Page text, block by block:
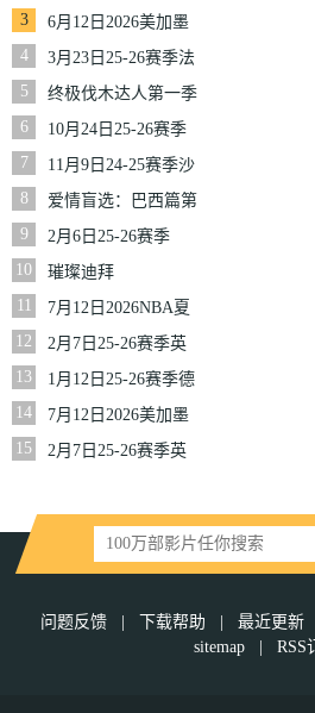
冠小组赛第2轮那不
勒斯VS皇家马德里
3
6月12日2026美加墨
世界杯小组赛韩国VS
捷克
4
3月23日25-26赛季法
甲第27轮雷恩VS梅斯
5
终极伐木达人第一季
6
10月24日25-26赛季
NBA常规赛掘金VS
勇士
7
11月9日24-25赛季沙
联第10轮利雅得体育
VS利雅得胜利
8
爱情盲选：巴西篇第
二季
9
2月6日25-26赛季
NBA常规赛篮网VS
魔术
10
璀璨迪拜
11
7月12日2026NBA夏
季联赛尼克斯VS马刺
12
2月7日25-26赛季英
超第25轮伯恩利VS西
汉姆联
13
1月12日25-26赛季德
甲第16轮拜仁慕尼黑
VS沃尔夫斯堡
14
7月12日2026美加墨
世界杯四分之一决赛
挪威VS英格兰
15
2月7日25-26赛季英
问题反馈 下载帮助 最近更新
sitemap
RSS